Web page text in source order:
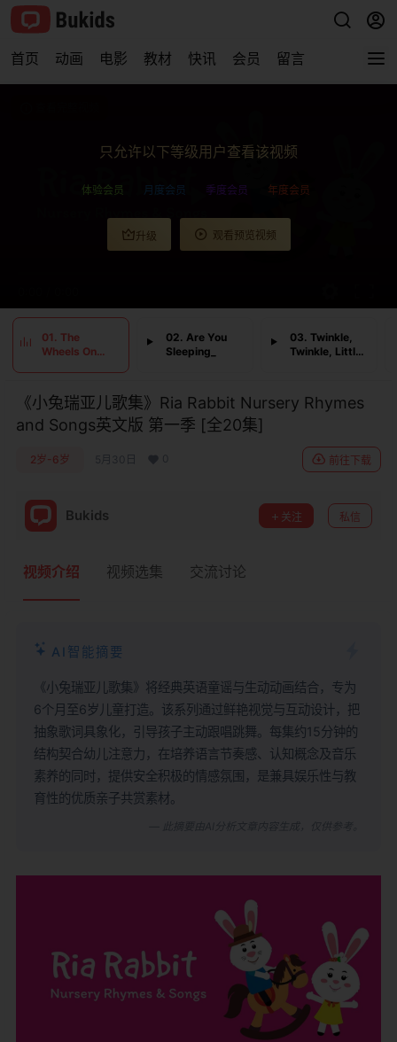
首页 动画 电影 教材 快讯 会员 留言
只允许以下等级用户查看该视频
体验会员 月度会员 季度会员 年度会员
升级 观看预览视频
01. The
Wheels On
02. Are You
Sleeping_
03. Twinkle,
Twinkle, Little
《小兔瑞亚儿歌集》Ria Rabbit Nursery Rhymes
and Songs英文版 第一季 [全20集]
2岁-6岁 5月30日 前往下载
Bukids 关注 私信
视频介绍 视频选集 交流讨论
AI智能摘要
《小兔瑞亚儿歌集》将经典英语童谣与生动动画结合，专为
6个月至6岁儿童打造。该系列通过鲜艳视觉与互动设计，把
抽象歌词具象化，引导孩子主动跟唱跳舞。每集约15分钟的
结构契合幼儿注意力，在培养语言节奏感、认知概念及音乐
素养的同时，提供安全积极的情感氛围，是兼具娱乐性与教
育性的优质亲子共赏素材。